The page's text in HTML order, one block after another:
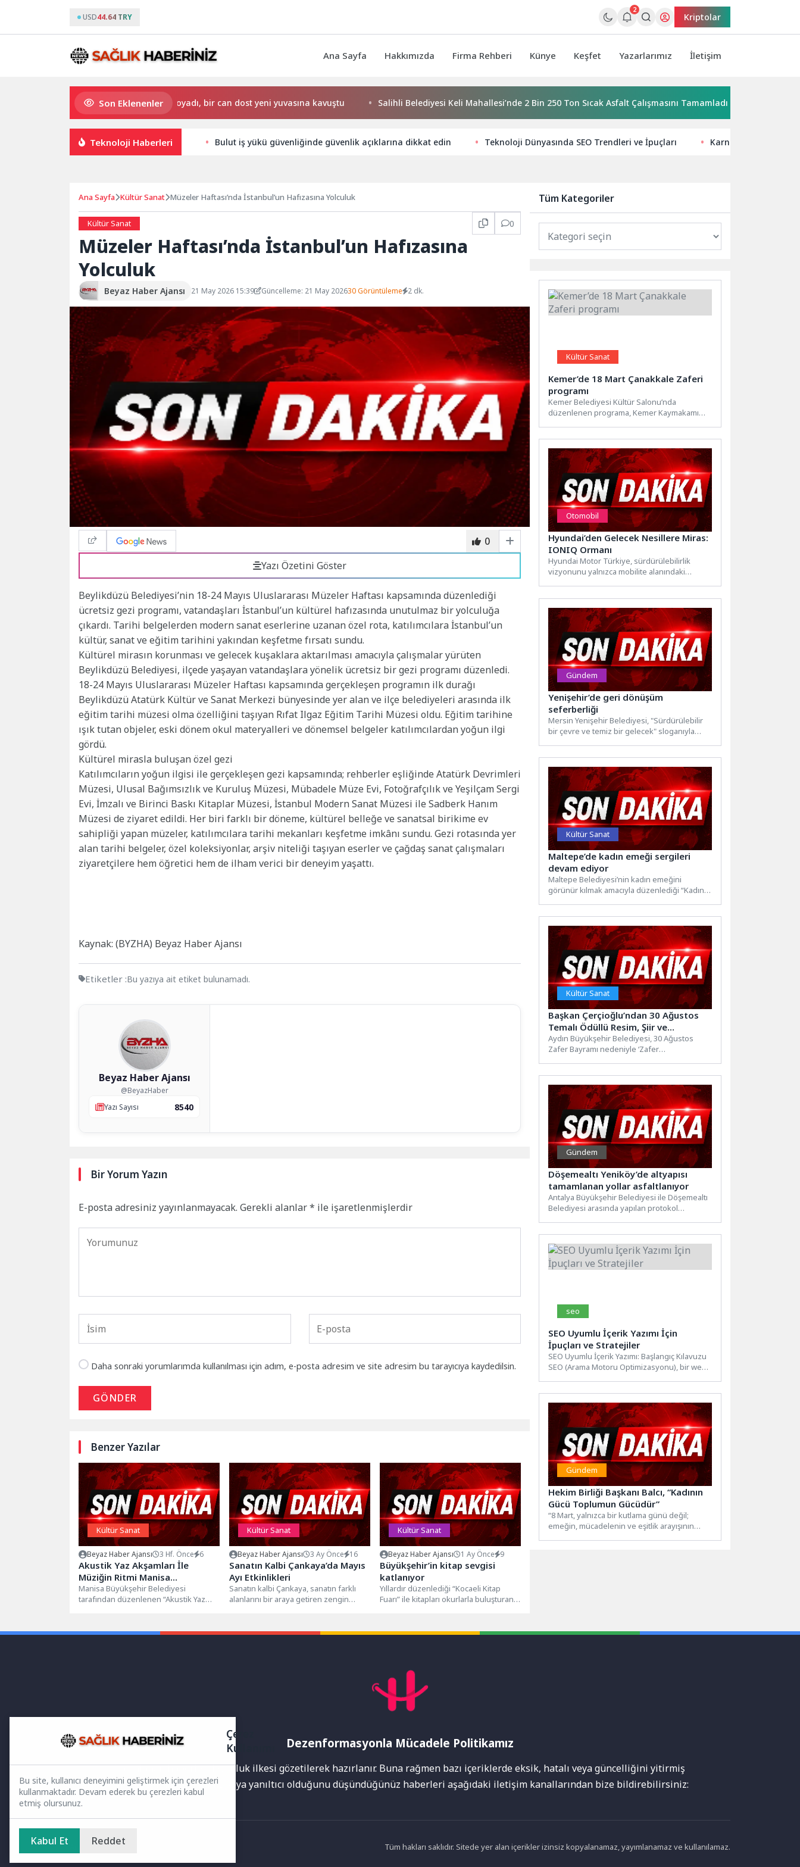
USD44.64 TRY
2
Kriptolar
Ana Sayfa Hakkımızda Firma Rehberi Künye Keşfet Yazarlarımız İletişim
Son Eklenenler
Çocuklar boyadı, bir can dost yeni yuvasına kavuştu Salihli Belediyesi Keli Mahallesi’nde 2 Bin 250 Ton Sıcak Asfalt Çalışmasını Tamamladı Manisa
Teknoloji Haberleri Bulut iş yükü güvenliğinde güvenlik açıklarına dikkat edin Teknoloji Dünyasında SEO Trendleri ve İpuçları Karne Hediyesi
Ana Sayfa Kültür Sanat Müzeler Haftası’nda İstanbul’un Hafızasına Yolculuk
Kültür Sanat 0
Müzeler Haftası’nda İstanbul’un Hafızasına
Yolculuk
Beyaz Haber Ajansı 21 May 2026 15:39 Güncelleme: 21 May 202630 Görüntüleme 2 dk.
0
Yazı Özetini Göster
Beylikdüzü Belediyesi’nin 18-24 Mayıs Uluslararası Müzeler Haftası kapsamında düzenlediği
ücretsiz gezi programı, vatandaşları İstanbul’un kültürel hafızasında unutulmaz bir yolculuğa
çıkardı. Tarihi belgelerden modern sanat eserlerine uzanan özel rota, katılımcılara İstanbul’un
kültür, sanat ve eğitim tarihini yakından keşfetme fırsatı sundu.
Kültürel mirasın korunması ve gelecek kuşaklara aktarılması amacıyla çalışmalar yürüten
Beylikdüzü Belediyesi, ilçede yaşayan vatandaşlara yönelik ücretsiz bir gezi programı düzenledi.
18-24 Mayıs Uluslararası Müzeler Haftası kapsamında gerçekleşen programın ilk durağı
Beylikdüzü Atatürk Kültür ve Sanat Merkezi bünyesinde yer alan ve ilçe belediyeleri arasında ilk
eğitim tarihi müzesi olma özelliğini taşıyan Rıfat Ilgaz Eğitim Tarihi Müzesi oldu. Eğitim tarihine
ışık tutan objeler, eski dönem okul materyalleri ve dönemsel belgeler katılımcılardan yoğun ilgi
gördü.
Kültürel mirasla buluşan özel gezi
Katılımcıların yoğun ilgisi ile gerçekleşen gezi kapsamında; rehberler eşliğinde Atatürk Devrimleri
Müzesi, Ulusal Bağımsızlık ve Kuruluş Müzesi, Mübadele Müze Evi, Fotoğrafçılık ve Yeşilçam Sergi
Evi, İmzalı ve Birinci Baskı Kitaplar Müzesi, İstanbul Modern Sanat Müzesi ile Sadberk Hanım
Müzesi de ziyaret edildi. Her biri farklı bir döneme, kültürel belleğe ve sanatsal birikime ev
sahipliği yapan müzeler, katılımcılara tarihi mekanları keşfetme imkânı sundu. Gezi rotasında yer
alan tarihi belgeler, özel koleksiyonlar, arşiv niteliği taşıyan eserler ve çağdaş sanat çalışmaları
ziyaretçilere hem öğretici hem de ilham verici bir deneyim yaşattı.
Kaynak: (BYZHA) Beyaz Haber Ajansı
Etiketler :Bu yazıya ait etiket bulunamadı.
Beyaz Haber Ajansı
@BeyazHaber
Yazı Sayısı
8540
Bir Yorum Yazın
E-posta adresiniz yayınlanmayacak. Gerekli alanlar* ile işaretlenmişlerdir
Daha sonraki yorumlarımda kullanılması için adım, e-posta adresim ve site adresim bu tarayıcıya kaydedilsin.
GÖNDER
Benzer Yazılar
Kültür Sanat
Beyaz Haber Ajansı 3 Hf. Önce 6
Akustik Yaz Akşamları İle
Müziğin Ritmi Manisa
Sokaklarında
Manisa Büyükşehir Belediyesi
tarafından düzenlenen “Akustik Yaz
Kültür Sanat
Beyaz Haber Ajansı 3 Ay Önce 16
Sanatın Kalbi Çankaya’da Mayıs
Ayı Etkinlikleri
Sanatın kalbi Çankaya, sanatın farklı
alanlarını bir araya getiren zengin
Kültür Sanat
Beyaz Haber Ajansı 1 Ay Önce 9
Büyükşehir’in kitap sevgisi
katlanıyor
Yıllardır düzenlediği “Kocaeli Kitap
Fuarı” ile kitapları okurlarla buluşturan
Tüm Kategoriler
Kültür Sanat
Kemer’de 18 Mart Çanakkale Zaferi
programı
Kemer Belediyesi Kültür Salonu’nda
düzenlenen programa, Kemer Kaymakamı
Otomobil
Hyundai’den Gelecek Nesillere Miras:
IONIQ Ormanı
Hyundai Motor Türkiye, sürdürülebilirlik
vizyonunu yalnızca mobilite alanındaki
Gündem
Yenişehir’de geri dönüşüm
seferberliği
Mersin Yenişehir Belediyesi, "Sürdürülebilir
bir çevre ve temiz bir gelecek" sloganıyla
Kültür Sanat
Maltepe’de kadın emeği sergileri
devam ediyor
Maltepe Belediyesi’nin kadın emeğini
görünür kılmak amacıyla düzenlediği “Kadın
Kültür Sanat
Başkan Çerçioğlu’ndan 30 Ağustos
Temalı Ödüllü Resim, Şiir ve
Kompozisyon Yarışması
Aydın Büyükşehir Belediyesi, 30 Ağustos
Zafer Bayramı nedeniyle ‘Zafer
Gündem
Döşemealtı Yeniköy’de altyapısı
tamamlanan yollar asfaltlanıyor
Antalya Büyükşehir Belediyesi ile Döşemealtı
Belediyesi arasında yapılan protokol
seo
SEO Uyumlu İçerik Yazımı İçin
İpuçları ve Stratejiler
SEO Uyumlu İçerik Yazımı: Başlangıç Kılavuzu
SEO (Arama Motoru Optimizasyonu), bir web
Gündem
Hekim Birliği Başkanı Balcı, “Kadının
Gücü Toplumun Gücüdür”
“8 Mart, yalnızca bir kutlama günü değil;
emeğin, mücadelenin ve eşitlik arayışının
Dezenformasyonla Mücadele Politikamız
Yayınlanan haberler doğruluk ilkesi gözetilerek hazırlanır. Buna rağmen bazı içeriklerde eksik, hatalı veya güncelliğini yitirmiş
bilgiler bulunabilir.Yanlış veya yanıltıcı olduğunu düşündüğünüz haberleri aşağıdaki iletişim kanallarından bize bildirebilirsiniz:
Ana Sayfa Tüm hakları saklıdır. Sitede yer alan içerikler izinsiz kopyalanamaz, yayımlanamaz ve kullanılamaz.
Çerez
Kullanımı
Bu site, kullanıcı deneyimini geliştirmek için çerezleri
kullanmaktadır. Devam ederek bu çerezleri kabul
etmiş olursunuz.
Kabul Et Reddet